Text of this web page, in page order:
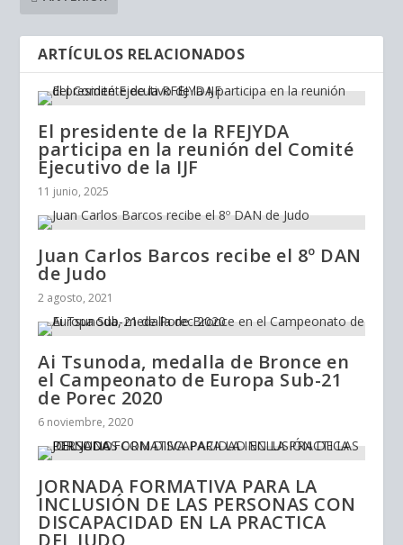
ARTÍCULOS RELACIONADOS
El presidente de la RFEJYDA
participa en la reunión del Comité
Ejecutivo de la IJF
11 junio, 2025
Juan Carlos Barcos recibe el 8º DAN
de Judo
2 agosto, 2021
Ai Tsunoda, medalla de Bronce en
el Campeonato de Europa Sub-21
de Porec 2020
6 noviembre, 2020
JORNADA FORMATIVA PARA LA
INCLUSIÓN DE LAS PERSONAS CON
DISCAPACIDAD EN LA PRACTICA
DEL JUDO